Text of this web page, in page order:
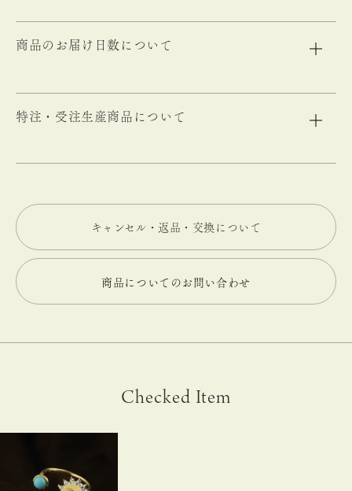
商品のお届け日数について
特注・受注生産商品について
キャンセル・返品・交換について
商品についてのお問い合わせ
Checked Item